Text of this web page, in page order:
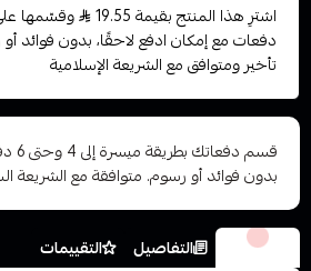
اشترِ هذا المنتج بقيمة 19.55
دفعات مع إمكان ادفع لاحقًا، بدون فوائد
تأخير ومتوافق مع الشريعة الإسلامية
قسم
بدون فوائد أو رسوم. متوافقة مع الشريعة
الخيارات التفاصيل
التقييمات